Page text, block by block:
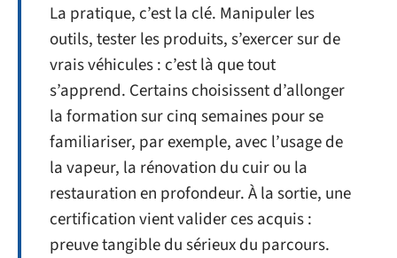
La pratique, c’est la clé. Manipuler les
outils, tester les produits, s’exercer sur de
vrais véhicules : c’est là que tout
s’apprend. Certains choisissent d’allonger
la formation sur cinq semaines pour se
familiariser, par exemple, avec l’usage de
la vapeur, la rénovation du cuir ou la
restauration en profondeur. À la sortie, une
certification vient valider ces acquis :
preuve tangible du sérieux du parcours.